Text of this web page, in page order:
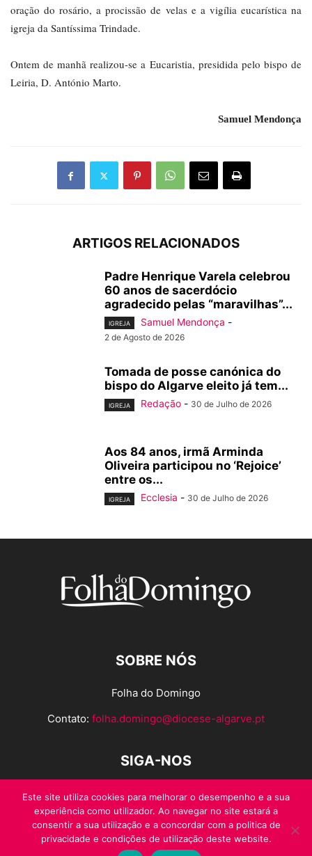
oração do rosário, a procissão de velas e a vigília eucarística na
igreja da Santíssima Trindade.
Ontem de manhã realizou-se a Eucaristia, presidida pelo bispo de
Leiria, D. António Marto.
Samuel Mendonça
ARTIGOS RELACIONADOS
Padre Henrique Varela celebrou
60 anos de sacerdócio
agradecido pelas “maravilhas”...
IGREJA Samuel Mendonça -
2 de Agosto de 2026
Tomada de posse canónica do
bispo do Algarve eleito já tem...
IGREJA Redação - 30 de Julho de 2026
Aos 84 anos, irmã Arminda
Oliveira participou no ‘Rejoice’
entre os...
IGREJA Ecclesia - 30 de Julho de 2026
SOBRE NÓS
Folha do Domingo
Contato: folha.domingo@diocese-algarve.pt
SIGA-NOS
Este site utiliza cookies para melhorar o desempenho e a sua
experiência como utilizador. Ao navegar no site estará a
consentir a sua utilização e a concordar com a politica de
privacidade e condições de utilização deste website.